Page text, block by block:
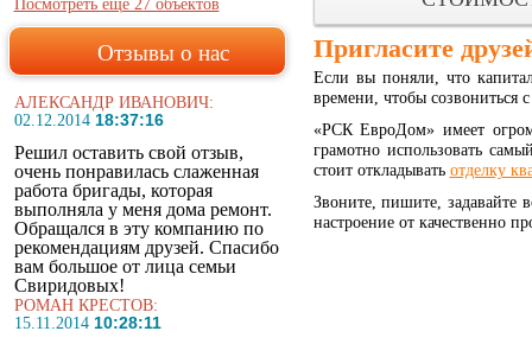
Посмотреть ещё 27 объектов
Отзывы о нас
АЛЕКСАНДР ИВАНОВИЧ:
02.12.2014 18:37:16
Решил оставить свой отзыв,
очень понравилась слаженная
работа бригады, которая
выполняла у меня дома ремонт.
Обращался в эту компанию по
рекомендациям друзей. Спасибо
вам большое от лица семьи
Свиридовых!
РОМАН КРЕСТОВ:
15.11.2014 10:28:11
Пригласите
Если вы поняли, что
времени, чтобы созвониться
«РСК ЕвроДом» имеет
грамотно использовать
стоит откладывать отделку
Звоните, пишите, задавайте
настроение от качественно